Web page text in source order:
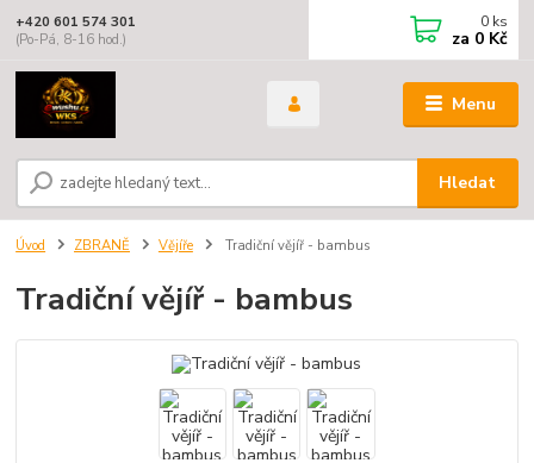
Menu
Hledat
+420 601 574 301
(Po-Pá, 8-16 hod.)
0 ks
za 0 Kč
Úvod ZBRANĚ Vějíře Tradiční vějíř - bambus
Tradiční vějíř - bambus